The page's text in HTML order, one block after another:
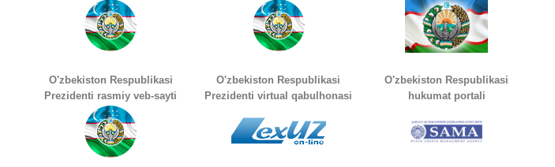
O'zbekiston Respublikasi
Prezidenti rasmiy veb-sayti
O'zbekiston Respublikasi
Prezidenti virtual qabulhonasi
O'zbekiston Respublikasi
hukumat portali